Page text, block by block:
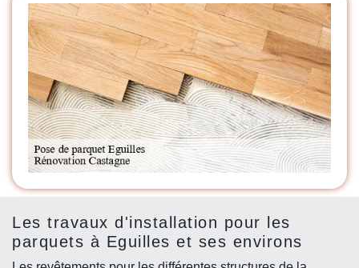
Les travaux d'installation pour les
parquets à Eguilles et ses environs